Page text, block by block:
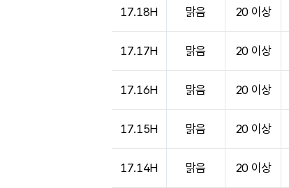
17.18H 맑음 20 이상
17.17H 맑음 20 이상
17.16H 맑음 20 이상
17.15H 맑음 20 이상
17.14H 맑음 20 이상